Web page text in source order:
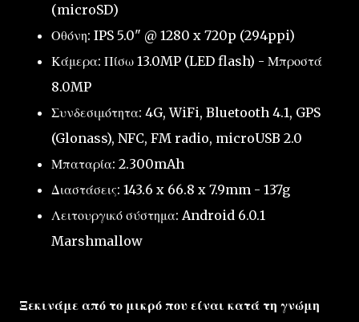
(microSD)
Οθόνη: IPS 5.0" @ 1280 x 720p (294ppi)
Κάμερα: Πίσω 13.0MP (LED flash) - Μπροστά
8.0MP
Συνδεσιμότητα: 4G, WiFi, Bluetooth 4.1, GPS
(Glonass), NFC, FM radio, microUSB 2.0
Μπαταρία: 2.300mAh
Διαστάσεις: 143.6 x 66.8 x 7.9mm - 137g
Λειτουργικό σύστημα: Android 6.0.1
Marshmallow
Ξεκινάμε από το μικρό που είναι κατά τη γνώμη